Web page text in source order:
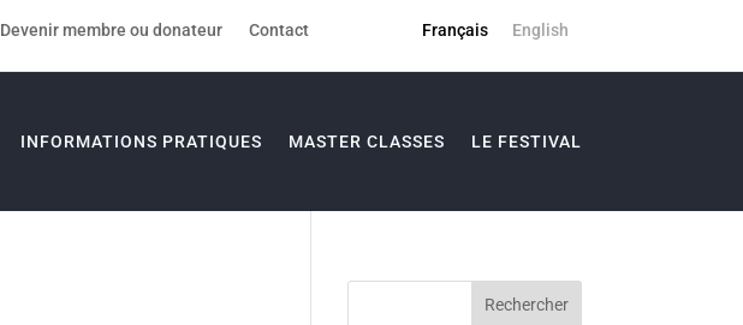
Devenir membre ou donateur Contact Français English
INFORMATIONS PRATIQUES MASTER CLASSES LE FESTIVAL
Rechercher